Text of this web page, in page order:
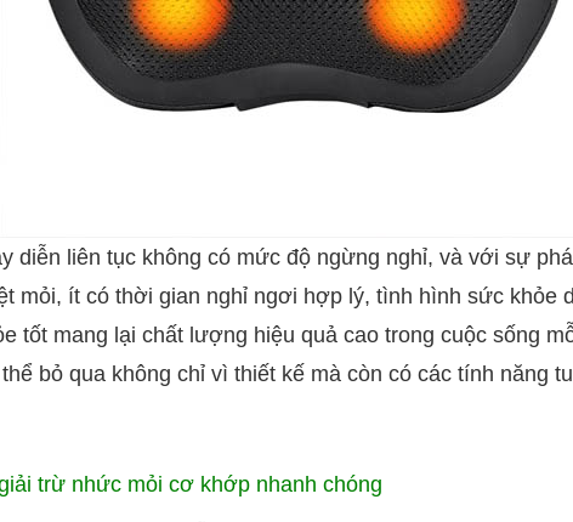
liên tục không có mức độ ngừng nghỉ, và với sự
mỏi, ít có thời gian nghỉ ngơi hợp lý, tình hình sức khỏe
tốt mang lại chất lượng hiệu quả cao trong cuộc sống
bỏ qua không chỉ vì thiết kế mà còn có các tính năng
trừ nhức mỏi cơ khớp nhanh chóng